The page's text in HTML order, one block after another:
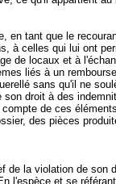
en tant que le
à celles qui lui ont
de locaux et à
liés à un
sans qu'il ne
droit à des
de ces
des pièces
de la violation de son
l'espèce et se